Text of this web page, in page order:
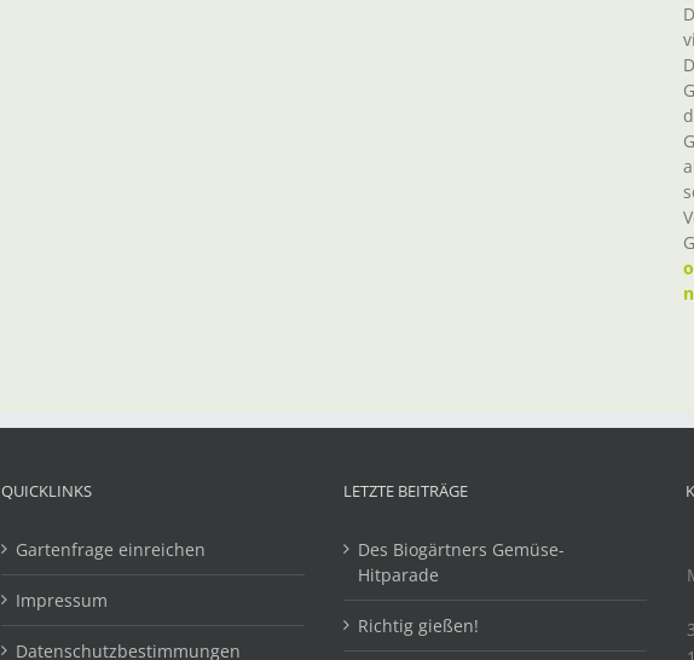
QUICKLINKS
Gartenfrage einreichen
Impressum
Datenschutzbestimmungen
LETZTE BEITRÄGE
Des Biogärtners Gemüse-
Hitparade
Richtig gießen!
3